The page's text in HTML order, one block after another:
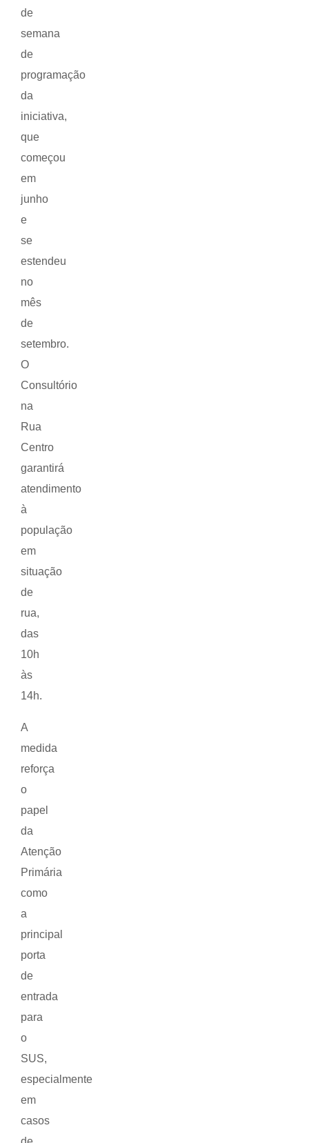
de
semana
de
programação
da
iniciativa,
que
começou
em
junho
e
se
estendeu
no
mês
de
setembro.
O
Consultório
na
Rua
Centro
garantirá
atendimento
à
população
em
situação
de
rua,
das
10h
às
14h.
A
medida
reforça
o
papel
da
Atenção
Primária
como
a
principal
porta
de
entrada
para
o
SUS,
especialmente
em
casos